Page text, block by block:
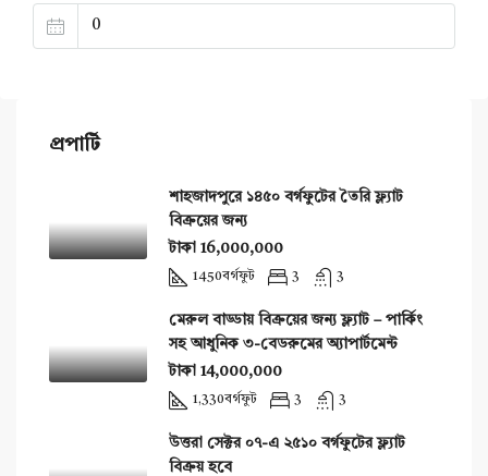
প্রপার্টি
শাহজাদপুরে ১৪৫০ বর্গফুটের তৈরি ফ্ল্যাট
বিক্রয়ের জন্য
টাকা 16,000,000
1450বর্গফুট 3 3
মেরুল বাড্ডায় বিক্রয়ের জন্য ফ্ল্যাট – পার্কিং
সহ আধুনিক ৩-বেডরুমের অ্যাপার্টমেন্ট
টাকা 14,000,000
1,330বর্গফুট 3 3
উত্তরা সেক্টর ০৭-এ ২৫১০ বর্গফুটের ফ্ল্যাট
বিক্রয় হবে